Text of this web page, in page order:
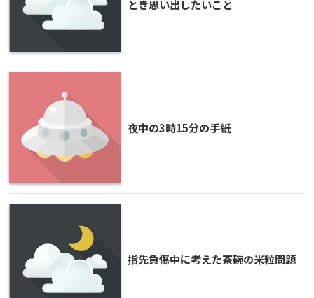
とき思い出したいこと
夜中の3時15分の手紙
指先負傷中に考えた茶碗の米粒問題